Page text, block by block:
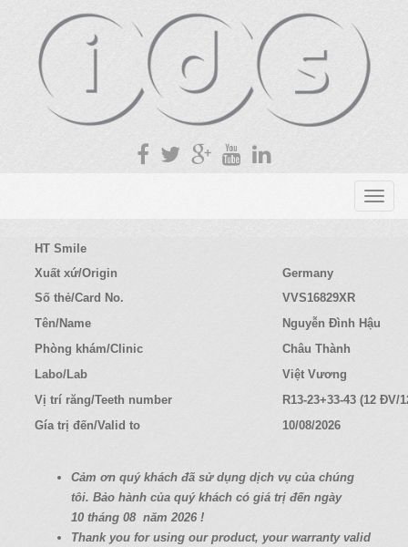
T
n
g
HT Smile
Xuất xứ/Origin
Germany
Số thẻ/Card No.
VVS16829XR
Tên/Name
Nguyễn Đình Hậu
Phòng khám/Clinic
Châu Thành
Labo/Lab
Việt Vương
Vị trí răng/Teeth number
R13-23+33-43 (12 ĐV/
Gía trị đến/Valid to
10/08/2026
Cảmơn quý khách đã sử dụng dịch vụ của chúng
tôi. Bảo hành của quý khách có giá trị đến ngày
10tháng 08 năm 2026 !
Thank you for using our product, your warranty valid